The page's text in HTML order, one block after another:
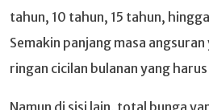
tahun, 10 tahun, 15 tahun,
Semakin panjang masa
ringan cicilan bulanan yang
Namun di sisi lain, total bunga